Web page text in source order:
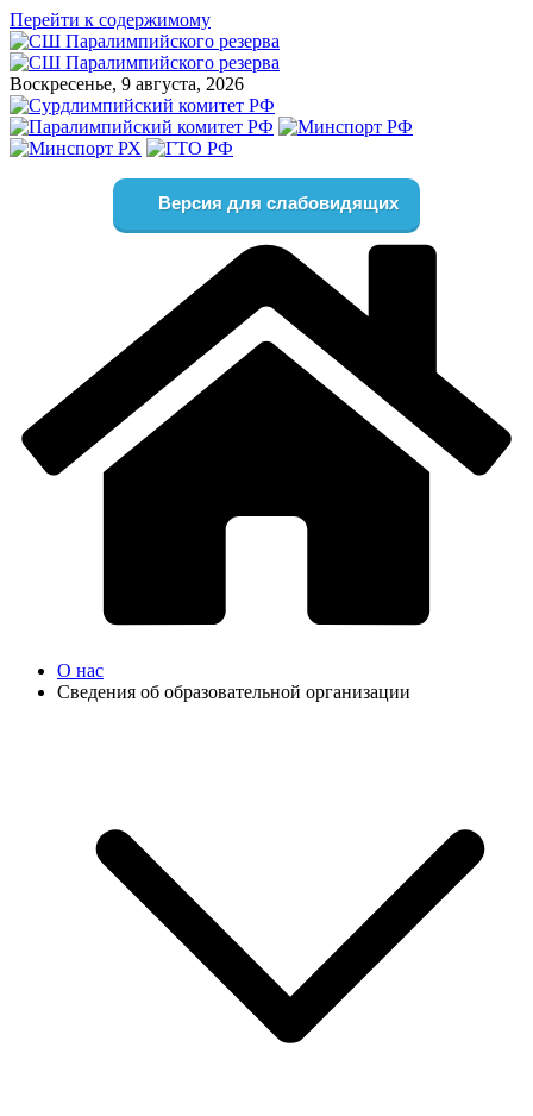
Перейти к содержимому
Воскресенье, 9 августа, 2026
Версия для слабовидящих
О нас
Сведения об образовательной организации